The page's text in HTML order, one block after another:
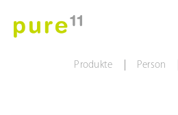
Produkte Person